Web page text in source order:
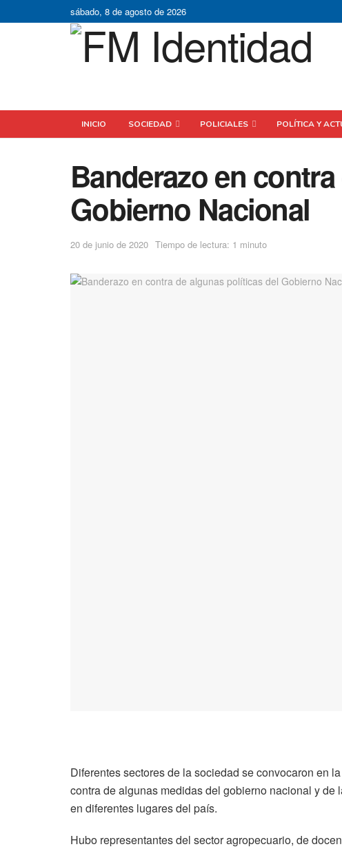
sábado, 8 de agosto de 2026
INICIO SOCIEDAD POLICIALES POLÍTICA Y
Banderazo en
Gobierno Nacional
20 de junio de 2020 Tiempo de lectura: 1 minuto
Diferentes sectores de la sociedad se convocaron en
contra de algunas medidas del gobierno nacional y
en diferentes lugares del país.
Hubo representantes del sector agropecuario, de